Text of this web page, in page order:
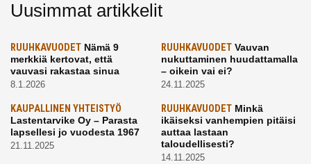
Uusimmat artikkelit
RUUHKAVUODET Nämä 9
merkkiä kertovat, että
vauvasi rakastaa sinua
8.1.2026
RUUHKAVUODETVauvan
nukuttaminen huudattamalla
– oikein vai ei?
24.11.2025
KAUPALLINEN YHTEISTYÖ
Lastentarvike Oy – Parasta
lapsellesi jo vuodesta 1967
21.11.2025
RUUHKAVUODETMinkä
ikäiseksi vanhempien pitäisi
auttaa lastaan
taloudellisesti?
14.11.2025